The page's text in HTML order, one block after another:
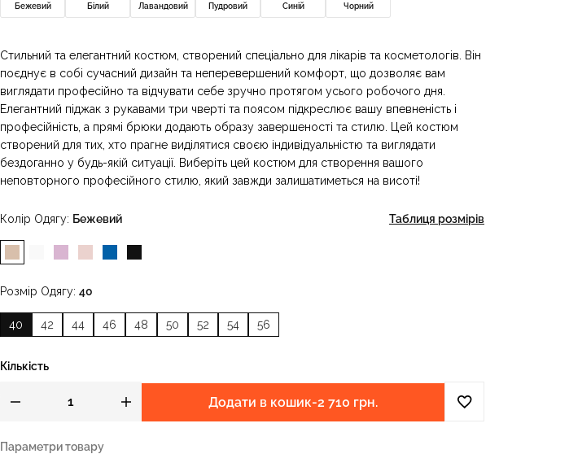
Бежевий Білий Лавандовий Пудровий Синій Чорний
Стильний та елегантний костюм, створений спеціально для лікарів та косметологів. Він
поєднує в собі сучасний дизайн та неперевершений комфорт, що дозволяє вам
виглядати професійно та відчувати себе зручно протягом усього робочого дня.
Елегантний піджак з рукавами три чверті та поясом підкреслює вашу впевненість і
професійність, а прямі брюки додають образу завершеності та стилю. Цей костюм
створений для тих, хто прагне виділятися своєю індивідуальністю та виглядати
бездоганно у будь-якій ситуації. Виберіть цей костюм для створення вашого
неповторного професійного стилю, який завжди залишатиметься на висоті!
Колір Одягу Бежевий
Розмір Одягу 40
40 42 44 46 48 50 52 54 56
Таблиця розмірів
Кількість
Додати в кошик-2 710 грн.
Параметри товару